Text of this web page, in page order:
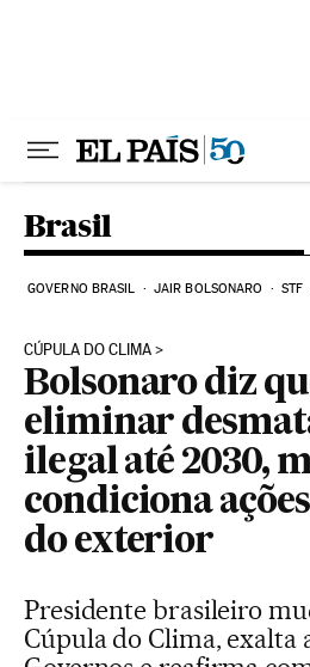
Brasil
GOVERNO BRASIL JAIR BOLSONARO STF
CÚPULA DO CLIMA
Bolsonaro diz
eliminar
ilegal até 2030,
condiciona
do exterior
Presidente brasileiro
Cúpula do Clima, exalta